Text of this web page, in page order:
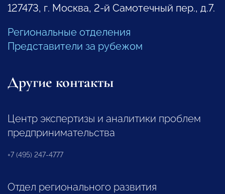
127473, г. Москва, 2-й Самотечный пер., д.7.
Региональные отделения
Представители за рубежом
Другие контакты
Центр экспертизы и аналитики проблем
предпринимательства
+7 (495) 247-4777
Отдел регионального развития